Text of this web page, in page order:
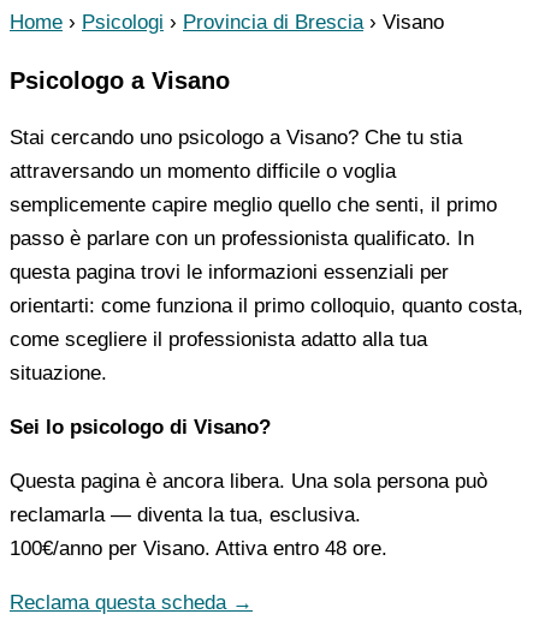
Home › Psicologi › Provincia di Brescia › Visano
Psicologo a Visano
Stai cercando uno psicologo a Visano? Che tu stia
attraversando un momento difficile o voglia
semplicemente capire meglio quello che senti, il primo
passo è parlare con un professionista qualificato. In
questa pagina trovi le informazioni essenziali per
orientarti: come funziona il primo colloquio, quanto costa,
come scegliere il professionista adatto alla tua
situazione.
Sei lo psicologo di Visano?
Questa pagina è ancora libera. Una sola persona può
reclamarla — diventa la tua, esclusiva.
100€/anno per Visano. Attiva entro 48 ore.
Reclama questa scheda →